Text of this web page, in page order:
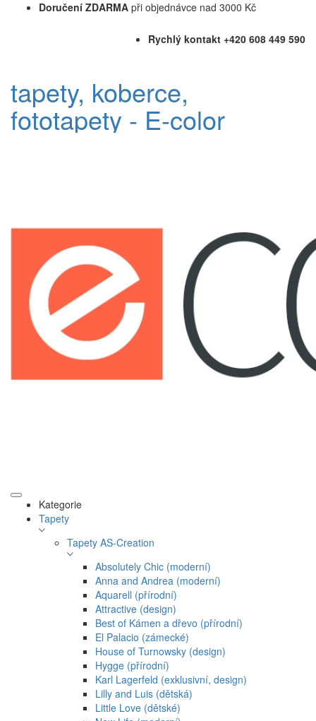
Doručení ZDARMA při objednávce nad 3000 Kč
Rychlý kontakt +420 608 449 590
tapety, koberce,
fototapety - E-color
Kategorie
Tapety
Tapety AS-Creation
Absolutely Chic (moderní)
Anna and Andrea (moderní)
Aquarell (přírodní)
Attractive (design)
Best of Kámen a dřevo (přírodní)
El Palacio (zámecké)
House of Turnowsky (design)
Hygge (přírodní)
Karl Lagerfeld (exklusivní, design)
Lilly and Luis (dětská)
Little Love (dětské)